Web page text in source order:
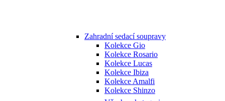
Zahradní sedací soupravy
Kolekce Gio
Kolekce Rosario
Kolekce Lucas
Kolekce Ibiza
Kolekce Amalfi
Kolekce Shinzo